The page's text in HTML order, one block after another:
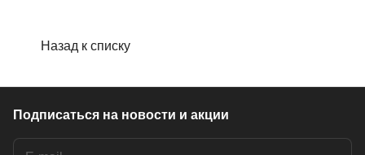
Назад к списку
Подписаться на новости и акции